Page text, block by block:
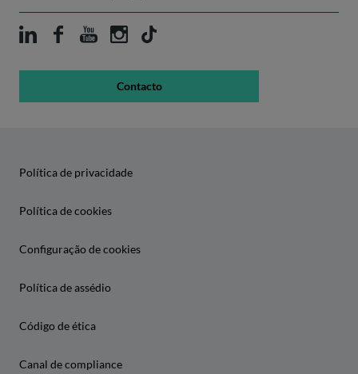
Contacto
Política de privacidade
Política de cookies
Configuração de cookies
Política de assédio
Código de ética
Canal de compliance